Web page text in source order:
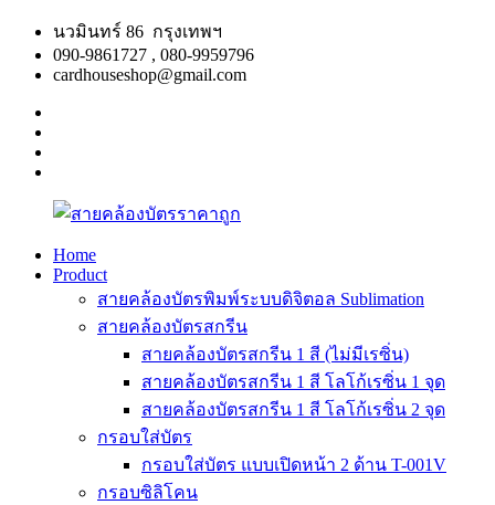
Skip
content
นวมินทร์ 86 กรุงเทพฯ
090-9861727 , 080-9959796
cardhouseshop@gmail.com
สาย
สินค้า
Home
Product
สายคล้องบัตรพิมพ์ระบบดิจิตอล Sublimation
สายคล้องบัตรสกรีน
สายคล้องบัตรสกรีน 1 สี (ไม่มีเรซิ่น)
สายคล้องบัตรสกรีน 1 สี โลโก้เรซิ่น 1 จุด
สายคล้องบัตรสกรีน 1 สี โลโก้เรซิ่น 2 จุด
กรอบใส่บัตร
กรอบใส่บัตร แบบเปิดหน้า 2 ด้าน T-001V
กรอบซิลิโคน